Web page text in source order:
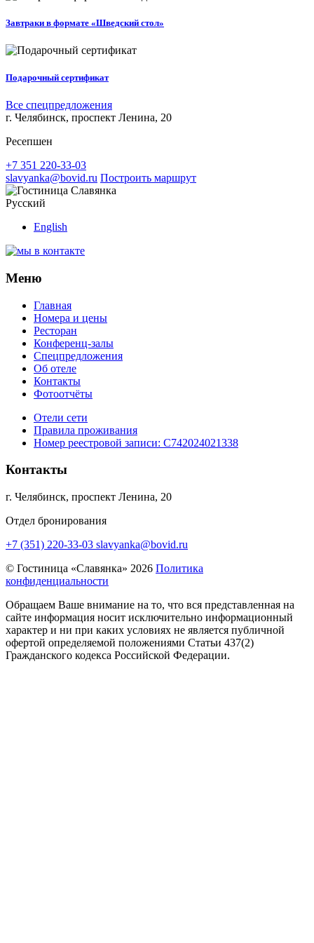
Завтраки в формате «Шведский стол»
Подарочный сертификат
Все спецпредложения
г. Челябинск, проспект Ленина, 20
Ресепшен
+7 351 220-33-03
slavyanka@bovid.ru Построить маршрут
Русский
English
Меню
Главная
Номера и цены
Ресторан
Конференц-залы
Спецпредложения
Об отеле
Контакты
Фотоотчёты
Отели сети
Правила проживания
Номер реестровой записи: С742024021338
Контакты
г. Челябинск, проспект Ленина, 20
Отдел бронирования
+7 (351) 220-33-03 slavyanka@bovid.ru
© Гостиница «Славянка» 2026 Политика
конфиденциальности
Обращаем Ваше внимание на то, что вся представленная на
сайте информация носит исключительно информационный
характер и ни при каких условиях не является публичной
офертой определяемой положениями Статьи 437(2)
Гражданского кодекса Российской Федерации.